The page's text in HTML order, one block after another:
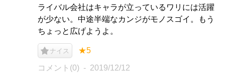
ライバル会社はキャラが立っているワリには活躍
が少ない。中途半端なカンジがモノスゴイ。もう
ちょっと広げようよ。
ナイス ★5
コメント(0) 2019/12/12